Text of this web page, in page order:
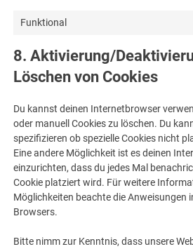
Funktional
8. Aktivierung/
Löschen von Cookies
Du kannst deinen Internetbrowser
oder manuell Cookies zu löschen. Du
spezifizieren ob spezielle Cookies nicht
Eine andere Möglichkeit ist es deinen
einzurichten, dass du jedes Mal
Cookie platziert wird. Für weitere
Möglichkeiten beachte die Anweisungen
Browsers.
Bitte nimm zur Kenntnis, dass unsere